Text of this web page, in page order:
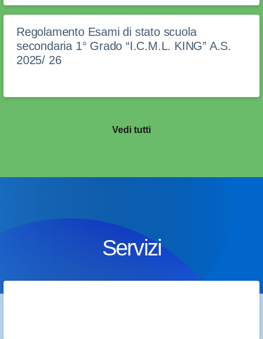
Regolamento Esami di stato scuola
secondaria 1° Grado “I.C.M.L. KING” A.S.
2025/ 26
Vedi tutti
Servizi